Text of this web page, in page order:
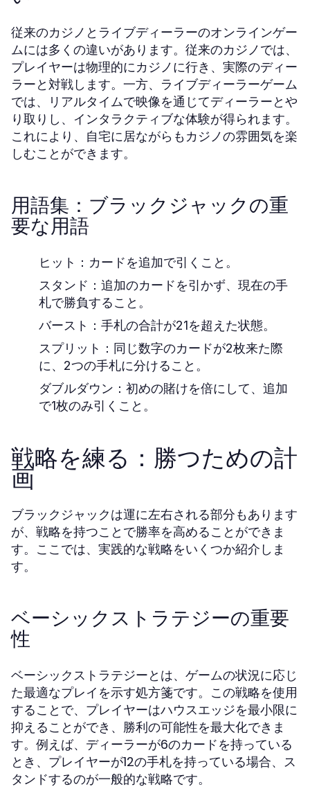
従来のカジノとライブディーラーのオンラインゲー
ムには多くの違いがあります。従来のカジノでは、
プレイヤーは物理的にカジノに行き、実際のディー
ラーと対戦します。一方、ライブディーラーゲーム
では、リアルタイムで映像を通じてディーラーとや
り取りし、インタラクティブな体験が得られます。
これにより、自宅に居ながらもカジノの雰囲気を楽
しむことができます。
用語集：ブラックジャックの重
要な用語
ヒット： カードを追加で引くこと。
スタンド： 追加のカードを引かず、現在の手
札で勝負すること。
バースト： 手札の合計が21を超えた状態。
スプリット： 同じ数字のカードが2枚来た際
に、2つの手札に分けること。
ダブルダウン： 初めの賭けを倍にして、追加
で1枚のみ引くこと。
戦略を練る：勝つための計
画
ブラックジャックは運に左右される部分もあります
が、戦略を持つことで勝率を高めることができま
す。ここでは、実践的な戦略をいくつか紹介しま
す。
ベーシックストラテジーの重要
性
ベーシックストラテジーとは、ゲームの状況に応じ
た最適なプレイを示す処方箋です。この戦略を使用
することで、プレイヤーはハウスエッジを最小限に
抑えることができ、勝利の可能性を最大化できま
す。例えば、ディーラーが6のカードを持っている
とき、プレイヤーが12の手札を持っている場合、ス
タンドするのが一般的な戦略です。